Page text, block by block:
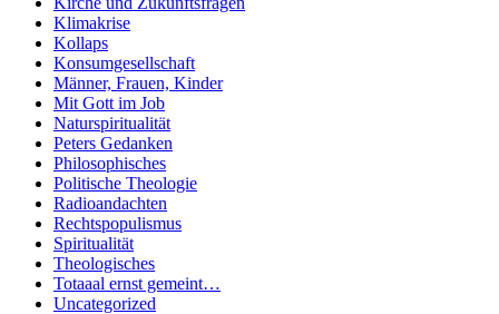
Klimakrise
Kollaps
Konsumgesellschaft
Männer, Frauen, Kinder
Mit Gott im Job
Naturspiritualität
Peters Gedanken
Philosophisches
Politische Theologie
Radioandachten
Rechtspopulismus
Spiritualität
Theologisches
Totaaal ernst gemeint…
Uncategorized